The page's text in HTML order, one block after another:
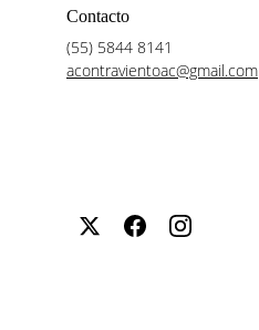
Contacto
(55) 5844 8141
acontravientoac@gmail.com